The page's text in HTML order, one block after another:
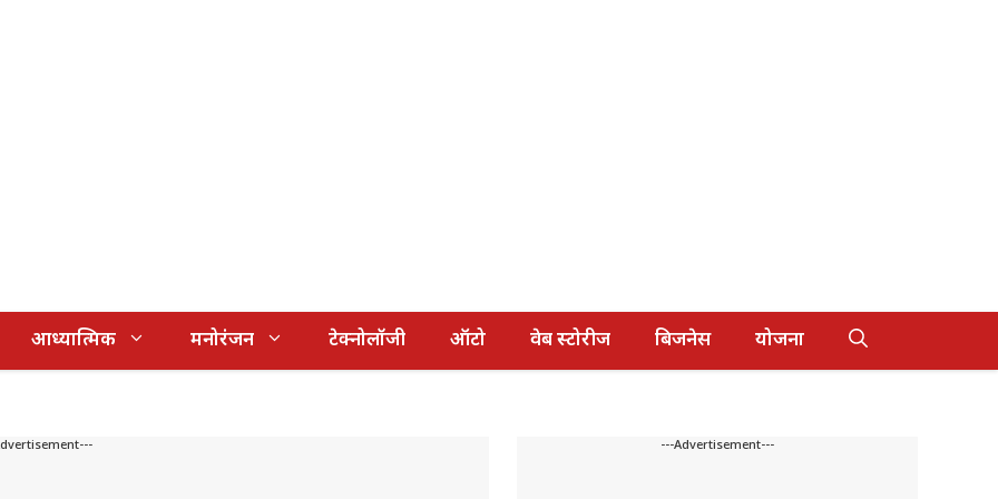
आध्यात्मिक मनोरंजन टेक्नोलॉजी ऑटो वेब स्टोरीज बिजनेस योजना
---Advertisement---